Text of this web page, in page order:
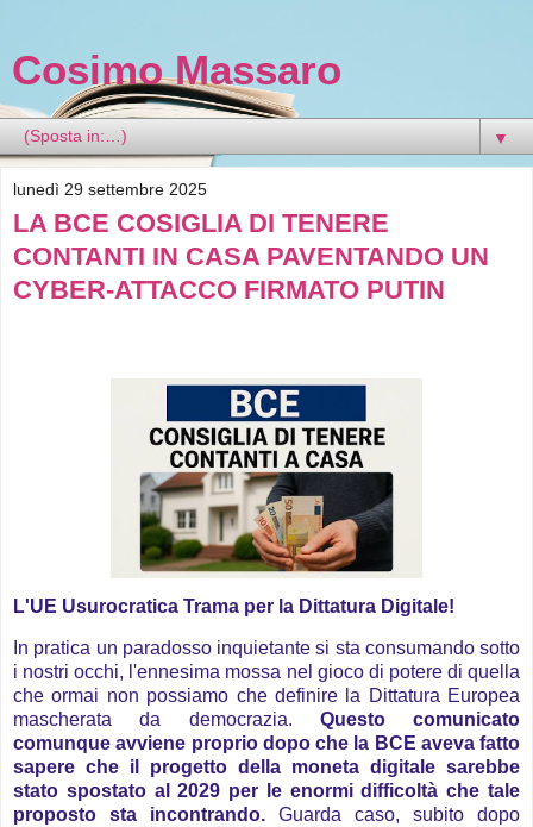
Cosimo Massaro
▼
lunedì 29 settembre 2025
LA BCE COSIGLIA DI TENERE
CONTANTI IN CASA PAVENTANDO UN
CYBER-ATTACCO FIRMATO PUTIN
L'UE Usurocratica Trama per la Dittatura Digitale!
In pratica un paradosso inquietante si sta consumando sotto
i nostri occhi, l'ennesima mossa nel gioco di potere di quella
che ormai non possiamo che definire la Dittatura Europea
mascherata da democrazia. Questo comunicato
comunque avviene proprio dopo che la BCE aveva fatto
sapere che il progetto della moneta digitale sarebbe
stato spostato al 2029 per le enormi difficoltà che tale
proposto sta incontrando. Guarda caso, subito dopo